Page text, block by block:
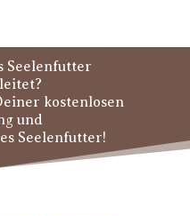
Seelenfutter
kostenlosen
und
Seelenfutter!